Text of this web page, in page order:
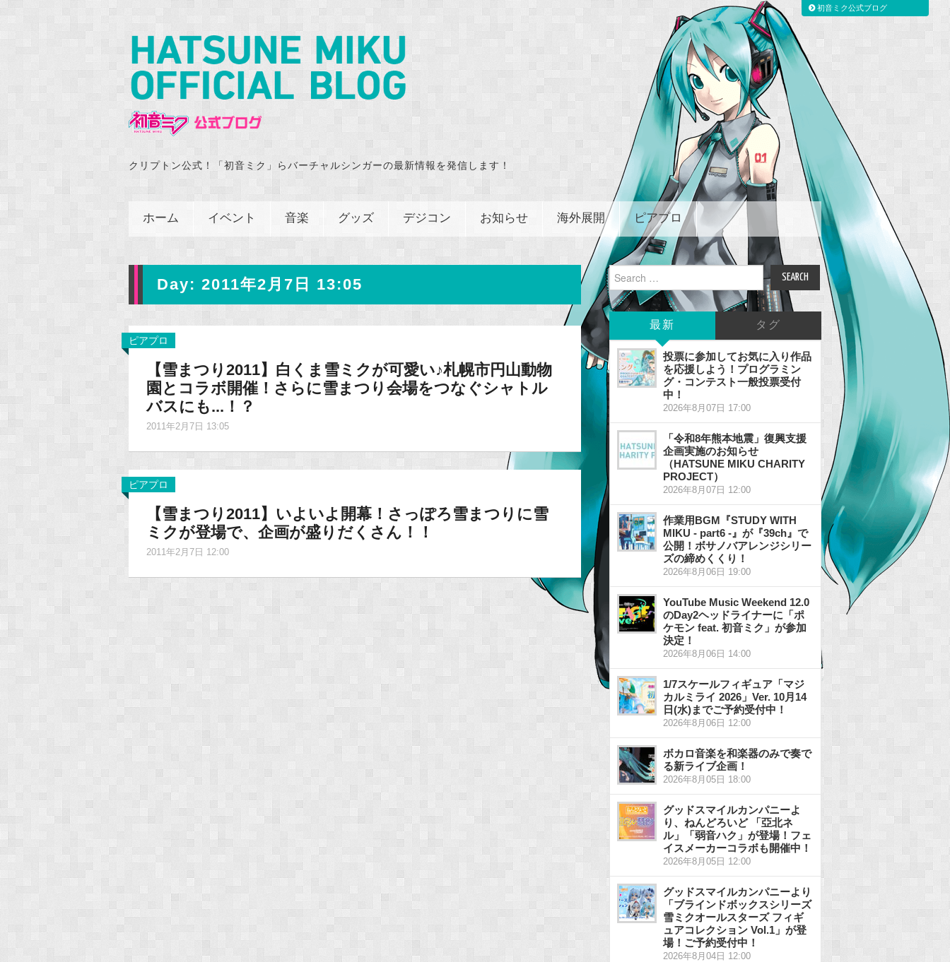
クリプトン公式！「初音ミク」らバーチャルシンガーの最新情報を発信します！
ホーム イベント 音楽 グッズ デジコン お知らせ 海外展開 ピアプロ
Day: 2011年2月7日 13:05
ピアプロ
【雪まつり2011】白くま雪ミクが可愛い♪札幌市円山動物
園とコラボ開催！さらに雪まつり会場をつなぐシャトル
バスにも...！？
2011年2月7日 13:05
ピアプロ
【雪まつり2011】いよいよ開幕！さっぽろ雪まつりに雪
ミクが登場で、企画が盛りだくさん！！
2011年2月7日 12:00
Search
for:
最新 タグ
投票に参加してお気に入り作品
を応援しよう！プログラミン
グ・コンテスト一般投票受付
中！
2026年8月07日 17:00
「令和8年熊本地震」復興支援
企画実施のお知らせ
（HATSUNE MIKU CHARITY
PROJECT）
2026年8月07日 12:00
作業用BGM『STUDY WITH
MIKU - part6 -』が『39ch』で
公開！ボサノバアレンジシリー
ズの締めくくり！
2026年8月06日 19:00
YouTube Music Weekend 12.0
のDay2ヘッドライナーに「ポ
ケモン feat. 初音ミク」が参加
決定！
2026年8月06日 14:00
1/7スケールフィギュア「マジ
カルミライ 2026」Ver. 10月14
日(水)までご予約受付中！
2026年8月06日 12:00
ボカロ音楽を和楽器のみで奏で
る新ライブ企画！
2026年8月05日 18:00
グッドスマイルカンパニーよ
り、ねんどろいど 「亞北ネ
ル」「弱音ハク」が登場！フェ
イスメーカーコラボも開催中！
2026年8月05日 12:00
グッドスマイルカンパニーより
「ブラインドボックスシリーズ
雪ミクオールスターズ フィギ
ュアコレクション Vol.1」が登
場！ご予約受付中！
2026年8月04日 12:00
初音ミク公式ブログ